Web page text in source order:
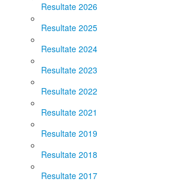
Resultate 2026
Resultate 2025
Resultate 2024
Resultate 2023
Resultate 2022
Resultate 2021
Resultate 2019
Resultate 2018
Resultate 2017